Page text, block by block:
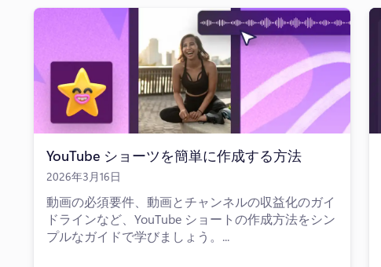
YouTube ショーツを簡単に作成する方法
2026年3月16日
動画の必須要件、動画とチャンネルの収益化のガイ
ドラインなど、YouTube ショートの作成方法をシン
プルなガイドで学びましょう。...